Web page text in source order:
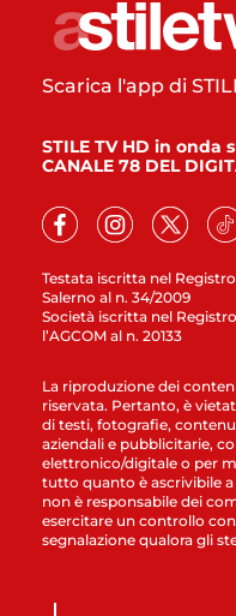
Testata iscritta nel
Salerno al n. 34/2009
Società iscritta nel
l’AGCOM al n. 20133
Scarica l'app di
STILE TV HD in onda
CANALE 78 DEL
La riproduzione dei
riservata. Pertanto, è
di testi, fotografie,
aziendali e pubblicitarie,
elettronico/digitale o per
tutto quanto è ascrivibile
non è responsabile dei
esercitare un controllo
segnalazione qualora gli